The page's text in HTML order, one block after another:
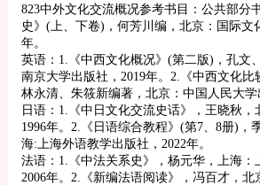
823中外文化交流概况参考书目：公共部分
史》(上、下卷)，何芳川编，北京：国际文
年。
英语：1.《中西文化概况》(第二版)，孔文
南京大学出版社，2019年。2.《中西文化比
林永清、朱筱新编著，北京：中国人民大学
日语：1.《中日文化交流史话》，王晓秋，
1996年。2.《日语综合教程》(第7、8册)，
海:上海外语教学出版社，2022年。
法语：1.《中法关系史》，杨元华，上海：
2006年。2.《新编法语阅读》，冯百才，北